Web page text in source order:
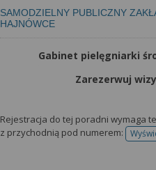
SAMODZIELNY PUBLICZNY
HAJNÓWCE
Gabinet pielęgniarki
Zarezerwuj
Rejestracja do tej poradni wymaga
z przychodnią pod numerem: